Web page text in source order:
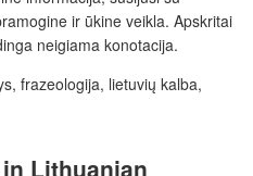
ir ūkine veikla. Apskritai
neigiama konotacija.
frazeologija, lietuvių kalba,
Lithuanian